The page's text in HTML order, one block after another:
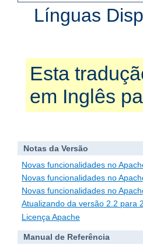
Línguas
Esta
em Inglês
Notas da Versão
Novas funcionalidades no
Novas funcionalidades no
Novas funcionalidades no
Atualizando da versão 2.2 para
Licença Apache
Manual de Referência